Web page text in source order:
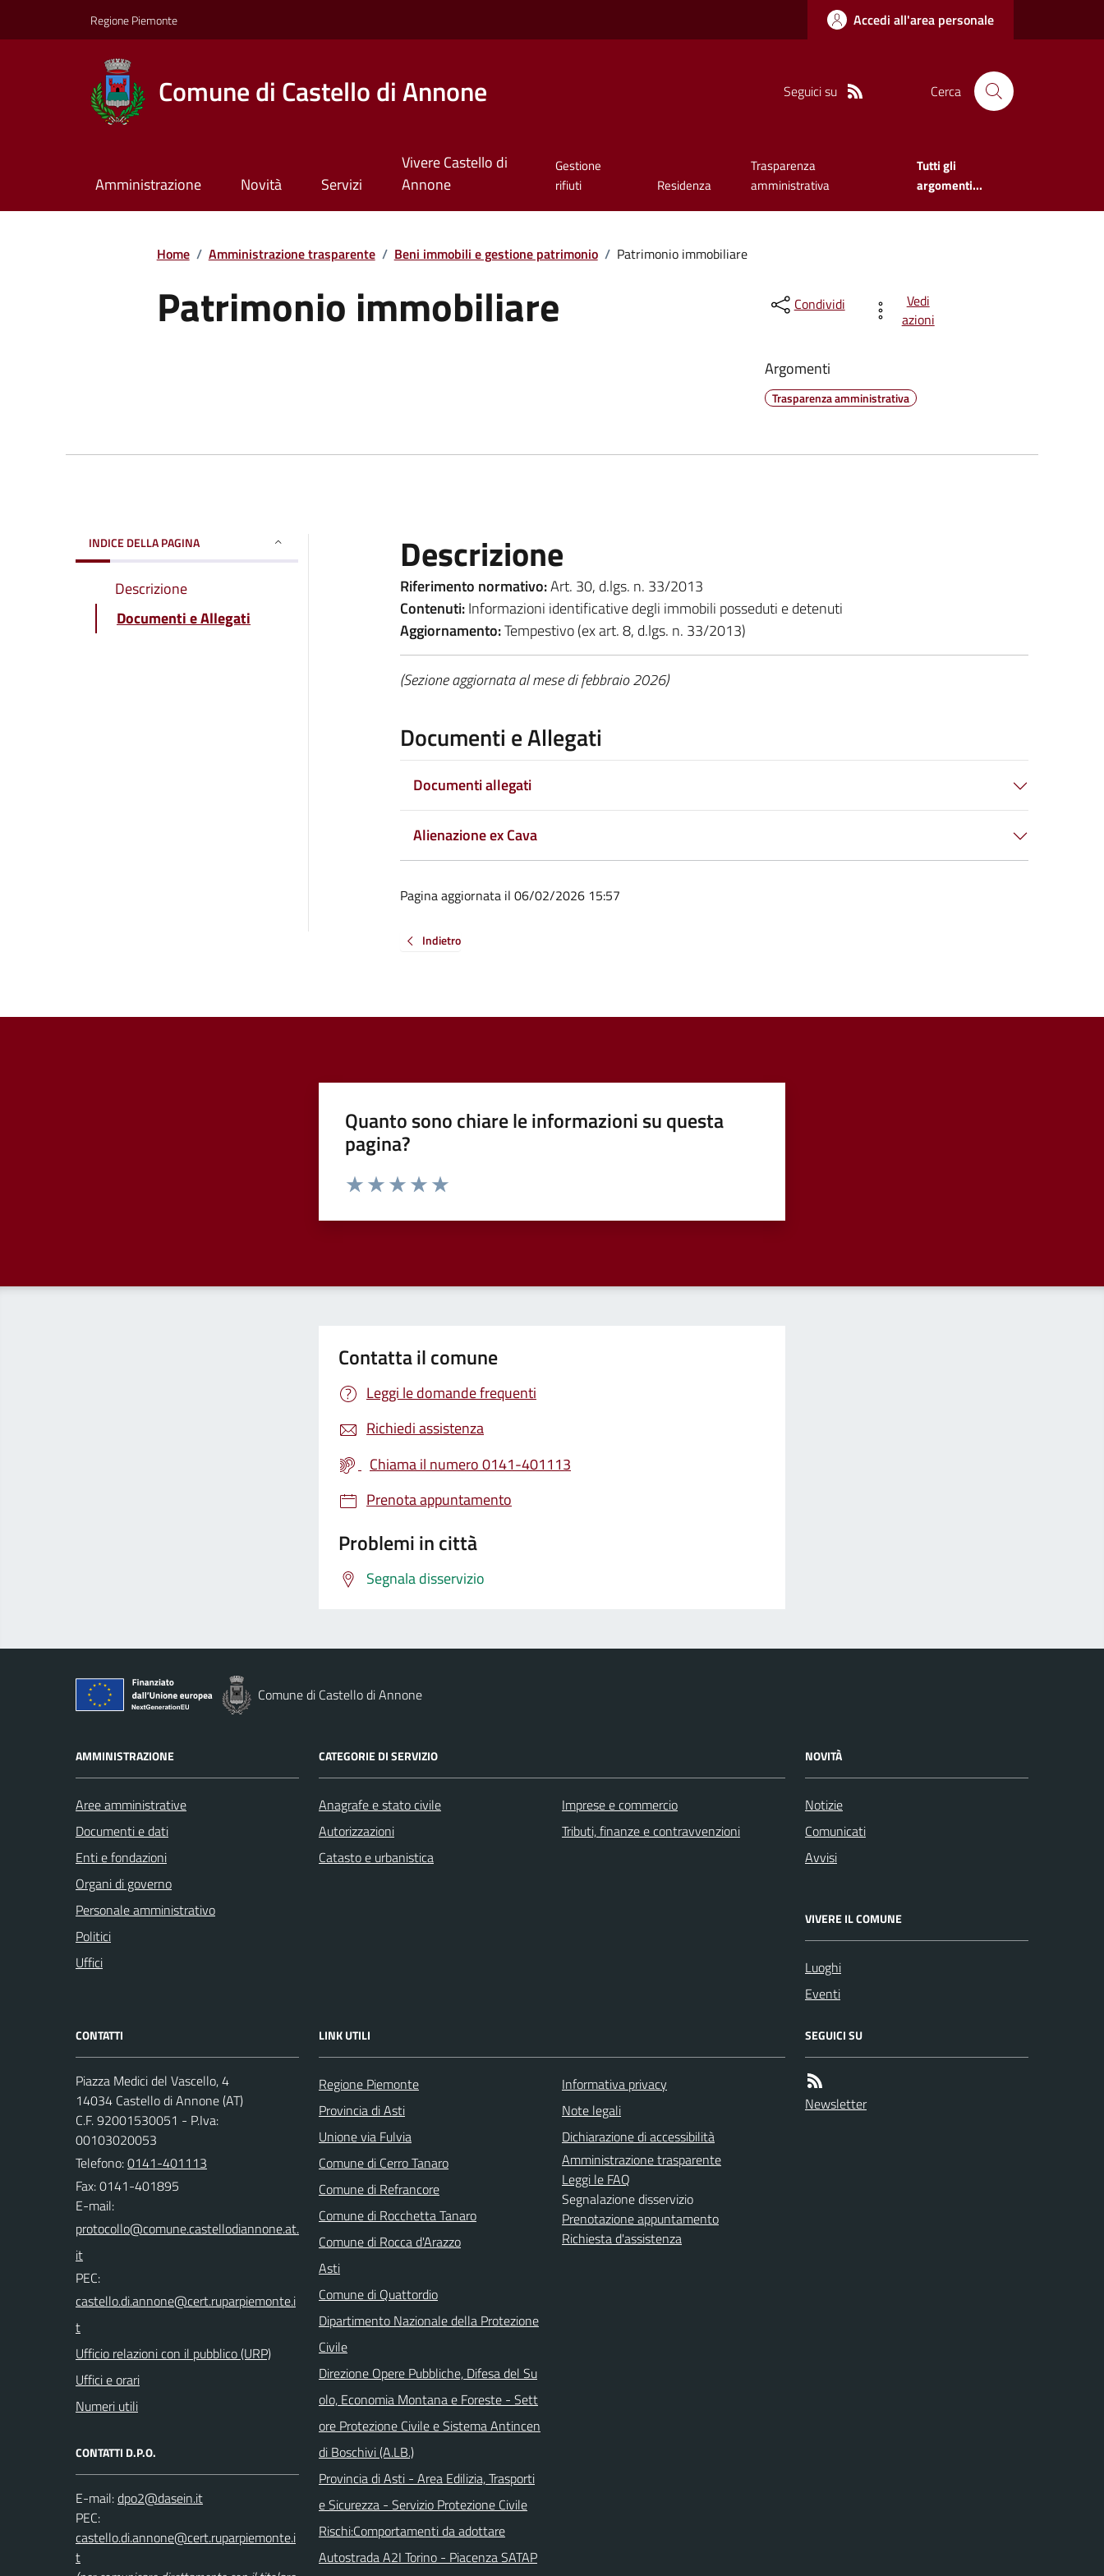
Regione Piemonte Accedi all'area personale
Comune di Castello di Annone Seguici su Cerca
Amministrazione Novità Servizi
Vivere Castello di
Annone
Gestione
rifiuti
Residenza
Trasparenza
amministrativa
Tutti gli
argomenti...
Home / Amministrazione trasparente / Beni immobili e gestione patrimonio / Patrimonio immobiliare
Patrimonio immobiliare Condividi
Vedi
azioni
Argomenti
Trasparenza amministrativa
INDICE DELLA PAGINA
Descrizione
Documenti e Allegati
Descrizione
Riferimento normativo:Art. 30, d.lgs. n. 33/2013
Contenuti:Informazioni identificative degli immobili posseduti e detenuti
Aggiornamento:Tempestivo (ex art. 8, d.lgs. n. 33/2013)
(Sezione aggiornata al mese di febbraio 2026)
Documenti e Allegati
Documenti allegati
Alienazione ex Cava
Pagina aggiornata il 06/02/2026 15:57
Indietro
Quanto sono chiare le informazioni su questa
pagina?
Valuta da 1 a 5 stelle la pagina
Contatta il comune
Leggi le domande frequenti
Richiedi assistenza
Chiama il numero 0141-401113
Prenota appuntamento
Problemi in città
Segnala disservizio
Comune di Castello di Annone
AMMINISTRAZIONE
Aree amministrative
Documenti e dati
Enti e fondazioni
Organi di governo
Personale amministrativo
Politici
Uffici
CATEGORIE DI SERVIZIO
Anagrafe e stato civile
Autorizzazioni
Catasto e urbanistica
Imprese e commercio
Tributi, finanze e contravvenzioni
NOVITÀ
Notizie
Comunicati
Avvisi
VIVERE IL COMUNE
Luoghi
Eventi
CONTATTI
Piazza Medici del Vascello, 4
14034 Castello di Annone (AT)
C.F. 92001530051 - P.Iva:
00103020053
Telefono:0141-401113
Fax: 0141-401895
E-mail:
PEC:
Ufficio relazioni con il pubblico (URP)
Uffici e orari
Numeri utili
CONTATTI D.P.O.
E-mail:
PEC:
LINK UTILI
Regione Piemonte
Provincia di Asti
Unione via Fulvia
Comune di Cerro Tanaro
Comune di Refrancore
Comune di Rocchetta Tanaro
Comune di Rocca d'Arazzo
Asti
Comune di Quattordio
Dipartimento Nazionale della Protezione
Civile
Direzione Opere Pubbliche, Difesa del Su
olo, Economia Montana e Foreste - Sett
ore Protezione Civile e Sistema Antincen
di Boschivi (A.LB.)
Provincia di Asti - Area Edilizia, Trasporti
e Sicurezza - Servizio Protezione Civile
Rischi:Comportamenti da adottare
Autostrada A2I Torino - Piacenza SATAP
Informativa privacy
Note legali
Dichiarazione di accessibilità
Amministrazione trasparente
Leggi le FAQ
Segnalazione disservizio
Prenotazione appuntamento
Richiesta d'assistenza
SEGUICI SU
Newsletter